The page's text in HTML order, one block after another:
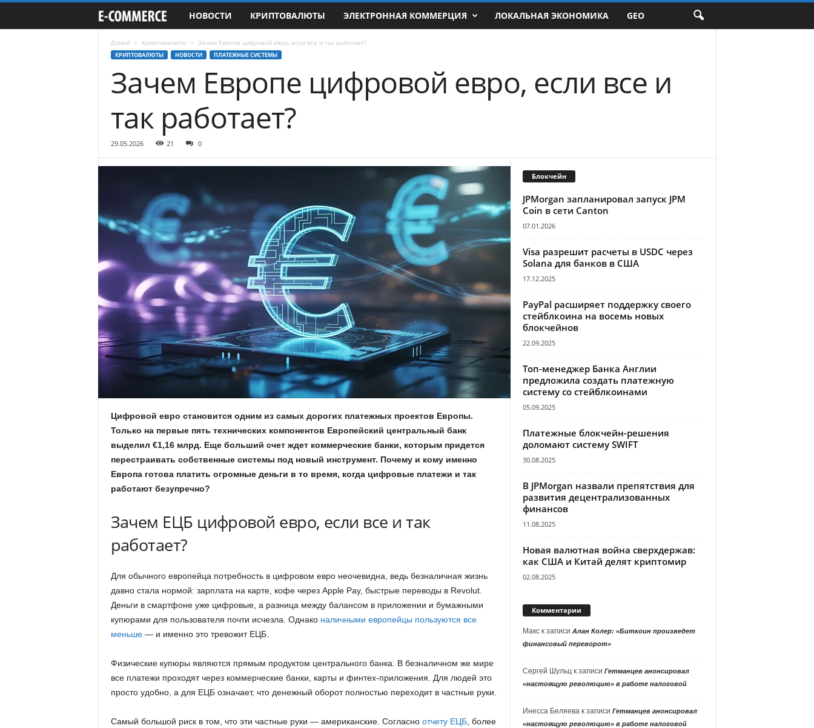
-
o
m
r
c
e
.
c
o
m
u
a
НОВОСТИ КРИПТОВАЛЮТЫ ЭЛЕКТРОННАЯ КОММЕРЦИЯ ЛОКАЛЬНАЯ ЭКОНОМИКА GEO
Домой Криптовалюты Зачем Европе цифровой евро, если все и так работает?
КРИПТОВАЛЮТЫ НОВОСТИ ПЛАТЕЖНЫЕ СИСТЕМЫ
Зачем Европе цифровой евро, если все и
так работает?
29.05.2026 21 0
Цифровой евро становится одним из самых дорогих платежных проектов Европы.
Только на первые пять технических компонентов Европейский центральный банк
выделил €1,16 млрд. Еще больший счет ждет коммерческие банки, которым придется
перестраивать собственные системы под новый инструмент. Почему и кому именно
Европа готова платить огромные деньги в то время, когда цифровые платежи и так
работают безупречно?
Зачем ЕЦБ цифровой евро, если все и так
работает?
Для обычного европейца потребность в цифровом евро неочевидна, ведь безналичная жизнь
давно стала нормой: зарплата на карте, кофе через Apple Pay, быстрые переводы в Revolut.
Деньги в смартфоне уже цифровые, а разница между балансом в приложении и бумажными
купюрами для пользователя почти исчезла. Однако наличными европейцы пользуются все
меньше— и именно это тревожит ЕЦБ.
Физические купюры являются прямым продуктом центрального банка. В безналичном же мире
все платежи проходят через коммерческие банки, карты и финтех-приложения. Для людей это
просто удобно, а для ЕЦБ означает, что денежный оборот полностью переходит в частные руки.
Самый большой риск в том, что эти частные руки — американские. Согласно отчету ЕЦБ, более
Блокчейн
JPMorgan запланировал запуск JPM
Coin в сети Canton
07.01.2026
Visa разрешит расчеты в USDC через
Solana для банков в США
17.12.2025
PayPal расширяет поддержку своего
стейблкоина на восемь новых
блокчейнов
22.09.2025
Топ-менеджер Банка Англии
предложила создать платежную
систему со стейблкоинами
05.09.2025
Платежные блокчейн-решения
доломают систему SWIFT
30.08.2025
В JPMorgan назвали препятствия для
развития децентрализованных
финансов
11.08.2025
Новая валютная война сверхдержав:
как США и Китай делят криптомир
02.08.2025
Комментарии
Макск записи Алан Колер: «Биткоин произведет
финансовый переворот»
Сергей Шульцк записи Гетманцев анонсировал
«настоящую революцию» в работе налоговой
Инесса Беляевак записи Гетманцев анонсировал
«настоящую революцию» в работе налоговой